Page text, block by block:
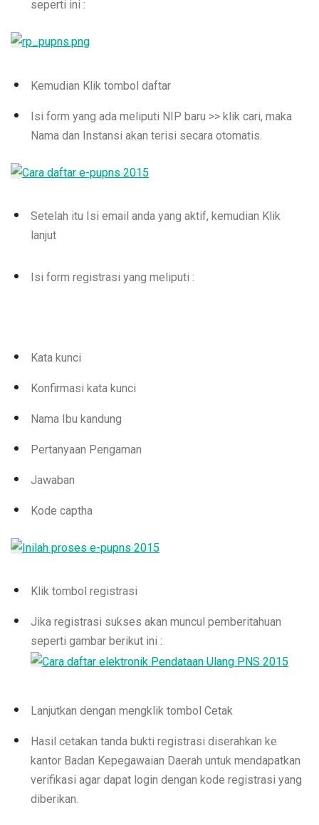
seperti ini :
Kemudian Klik tombol daftar
Isi form yang ada meliputi NIP baru >> klik cari, maka
Nama dan Instansi akan terisi secara otomatis.
Setelah itu Isi email anda yang aktif, kemudian Klik
lanjut
Isi form registrasi yang meliputi :
Kata kunci
Konfirmasi kata kunci
Nama Ibu kandung
Pertanyaan Pengaman
Jawaban
Kode captha
Klik tombol registrasi
Jika registrasi sukses akan muncul pemberitahuan
seperti gambar berikut ini :
Lanjutkan dengan mengklik tombol Cetak
Hasil cetakan tanda bukti registrasi diserahkan ke
kantor Badan Kepegawaian Daerah untuk mendapatkan
verifikasi agar dapat login dengan kode registrasi yang
diberikan.